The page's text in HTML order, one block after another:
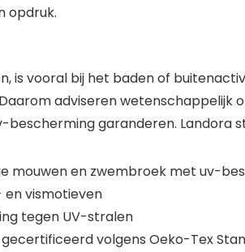
opdruk.
is vooral bij het baden of
adviseren
bescherming garanderen.
mouwen en zwembroek met uv-
vismotieven
tegen UV-stralen
volgens Oeko-Tex